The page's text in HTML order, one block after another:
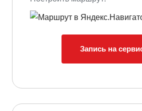
Запись на